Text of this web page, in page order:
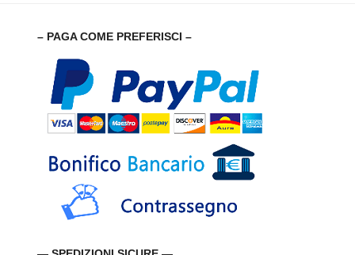
– PAGA COME PREFERISCI –